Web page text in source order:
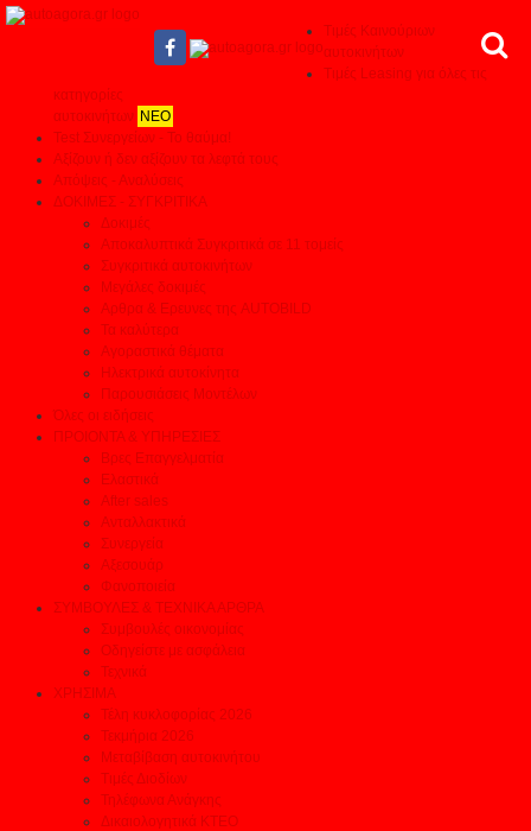
Τιμές Καινούριων
αυτοκινήτων
Τιμές Leasing για όλες τις
κατηγορίες
αυτοκινήτων ΝΕΟ
Test Συνεργείων - Το θαύμα!
Αξίζουν ή δεν αξίζουν τα λεφτά τους
Απόψεις - Αναλύσεις
ΔΟΚΙΜΕΣ - ΣΥΓΚΡΙΤΙΚΑ
Δοκιμές
Αποκαλυπτικά Συγκριτικά σε 11 τομείς
Συγκριτικά αυτοκινήτων
Μεγάλες δοκιμές
Αρθρα & Ερευνες της AUTOBILD
Τα καλύτερα
Αγοραστικά θέματα
Ηλεκτρικά αυτοκίνητα
Παρουσιάσεις Μοντέλων
Όλες οι ειδήσεις
ΠΡΟΙΟΝΤΑ & ΥΠΗΡΕΣΙΕΣ
Βρες Επαγγελματία
Ελαστικά
After sales
Ανταλλακτικά
Συνεργεία
Αξεσουάρ
Φανοποιεία
ΣΥΜΒΟΥΛΕΣ & ΤΕΧΝΙΚΑ ΑΡΘΡΑ
Συμβουλές οικονομίας
Οδηγείστε με ασφάλεια
Τεχνικά
ΧΡΗΣΙΜΑ
Τέλη κυκλοφορίας 2026
Τεκμήρια 2026
Μεταβίβαση αυτοκινήτου
Τιμές Διοδίων
Τηλέφωνα Ανάγκης
Δικαιολογητικά ΚΤΕΟ